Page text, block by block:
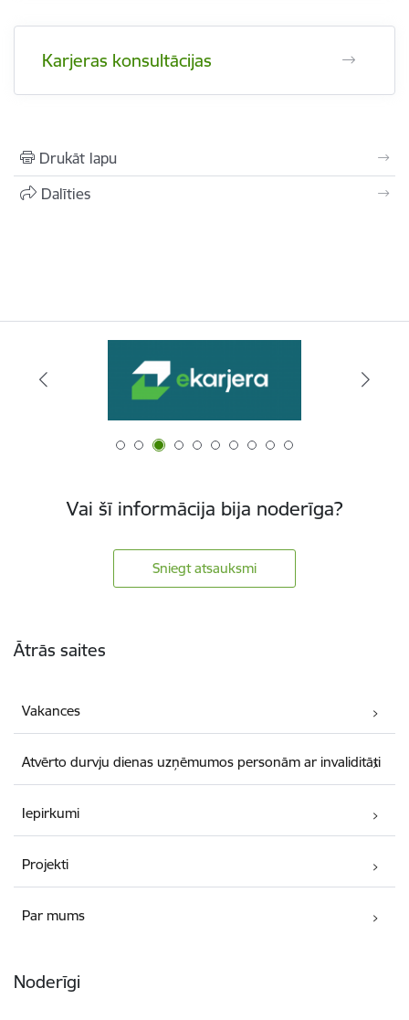
Karjeras konsultācijas
Drukāt lapu
Dalīties
Vai šī informācija bija noderīga?
Sniegt atsauksmi
Ātrās saites
Vakances
Atvērto durvju dienas uzņēmumos personām ar invaliditāti
Iepirkumi
Projekti
Par mums
Noderīgi